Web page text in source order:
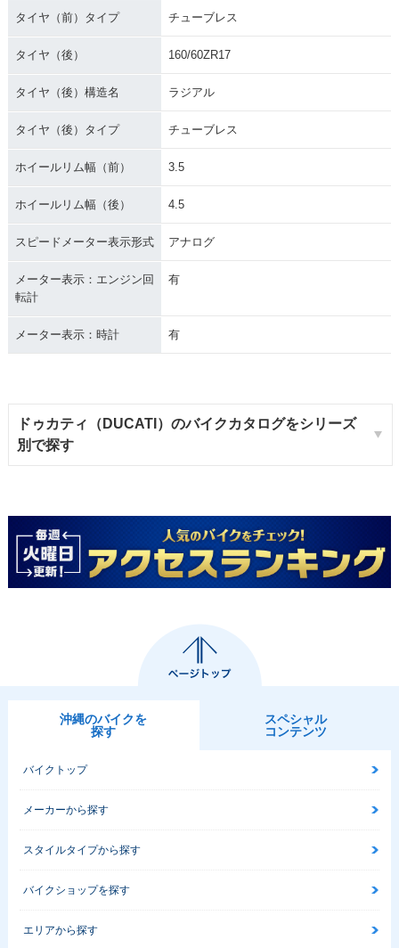
タイヤ（前）タイプ チューブレス
タイヤ（後） 160/60ZR17
タイヤ（後）構造名 ラジアル
タイヤ（後）タイプ チューブレス
ホイールリム幅（前） 3.5
ホイールリム幅（後） 4.5
スピードメーター表示形式 アナログ
メーター表示：エンジン回
転計
有
メーター表示：時計 有
ドゥカティ（DUCATI）のバイクカタログをシリーズ
別で探す
沖縄のバイクを
探す
スペシャル
コンテンツ
バイクトップ
メーカーから探す
スタイルタイプから探す
バイクショップを探す
エリアから探す